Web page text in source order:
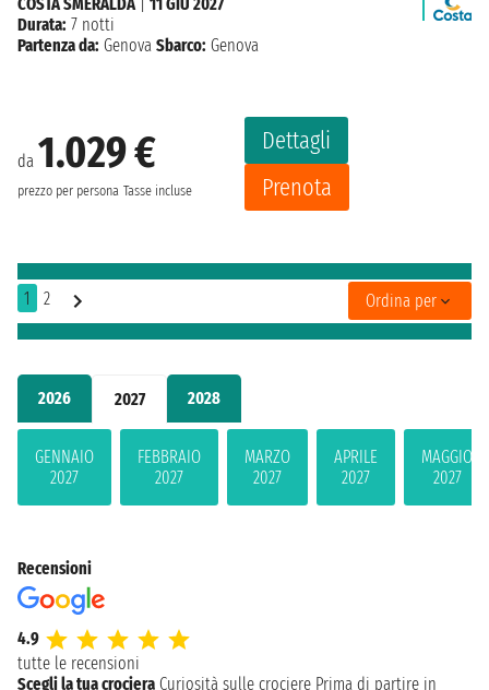
2026 2027 2028
GENNAIO
2027
FEBBRAIO
2027
MARZO
2027
APRILE
2027
MAGGIO
2027
da 1.029 €
prezzo per persona Tasse incluse
Dettagli
Prenota
Durata: 7 notti
Partenza da: Genova Sbarco: Genova
1 2 Ordina per
Recensioni
4.9
tutte le recensioni
Scegli la tua crociera Curiosità sulle crociere Prima di partire in